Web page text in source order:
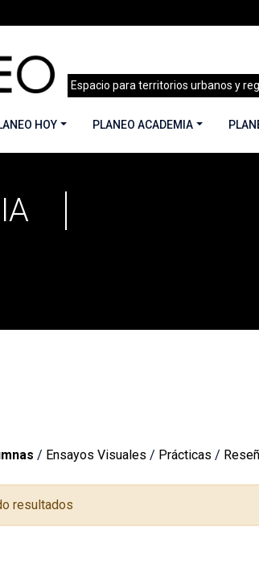
Espacio para territorios urbanos y
HOY PLANEO ACADEMIA
/ Ensayos Visuales / Prácticas /
resultados